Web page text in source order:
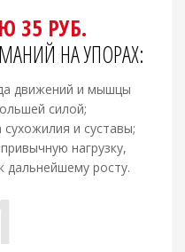
35 РУБ.
НА УПОРАХ:
движений и мышцы
силой;
и суставы;
нагрузку,
дальнейшему росту.